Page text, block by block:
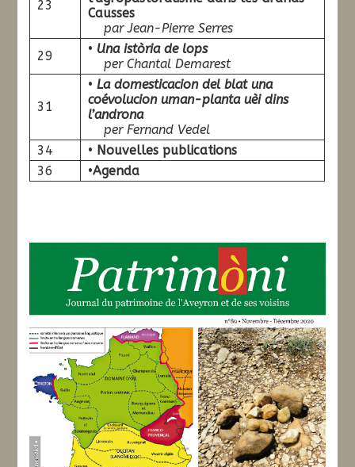
23
Causses
par Jean-Pierre Serres
29
• Una istòria de lops
per Chantal Demarest
31
•La domesticacion del blat una
coévolucion uman-planta uèi dins
l’androna
per Fernand Vedel
34
• Nouvelles publications
36
•Agenda